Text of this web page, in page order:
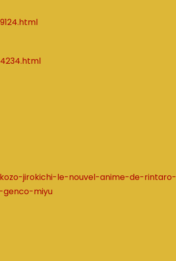
jirokichi-le-nouvel-anime-de-rintaro-
miyu